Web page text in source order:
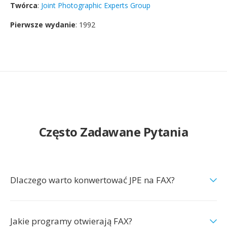
Twórca: Joint Photographic Experts Group
Pierwsze wydanie: 1992
Często Zadawane Pytania
Dlaczego warto konwertować JPE na FAX?
Jakie programy otwierają FAX?